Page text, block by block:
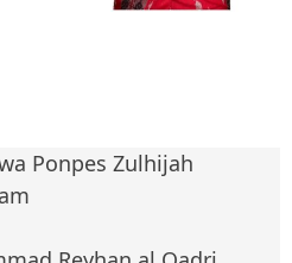
Ponpes Zulhijah